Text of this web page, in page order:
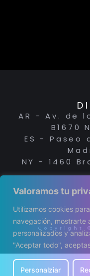
Valoramos tu
Utilizamos cookies
navegación, mostrarte
personalizados y
"Aceptar todo",
Personalziar
AR - Av. de
B1670
ES - Paseo
NY - 1460
Copyright